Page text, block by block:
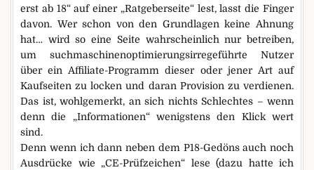
erst ab 18“ auf einer „Ratgeberseite“ lest, lasst die Finger
davon. Wer schon von den Grundlagen keine Ahnung
hat… wird so eine Seite wahrscheinlich nur betreiben,
um suchmaschinenoptimierungsirregeführte Nutzer
über ein Affiliate-Programm dieser oder jener Art auf
Kaufseiten zu locken und daran Provision zu verdienen.
Das ist, wohlgemerkt, an sich nichts Schlechtes – wenn
denn die „Informationen“ wenigstens den Klick wert
sind.
Denn wenn ich dann neben dem P18-Gedöns auch noch
Ausdrücke wie „CE-Prüfzeichen“ lese (dazu hatte ich